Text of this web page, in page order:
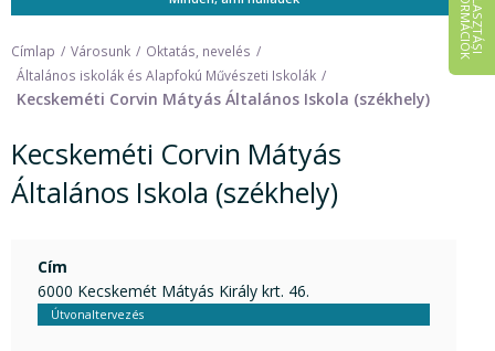
V
Á
L
A
S
Z
T
Á
S
I
IN
F
O
R
M
Á
C
I
Ó
K
Címlap Városunk
Oktatás, nevelés
Általános iskolák és Alapfokú Művészeti Iskolák
Kecskeméti Corvin Mátyás Általános Iskola (székhely)
Kecskeméti Corvin Mátyás
Általános Iskola (székhely)
Cím
6000 Kecskemét Mátyás Király krt. 46.
Útvonaltervezés